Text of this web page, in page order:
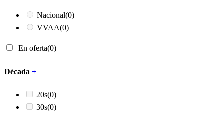
Nacional(0)
VVAA(0)
En oferta(0)
Década +
20s(0)
30s(0)